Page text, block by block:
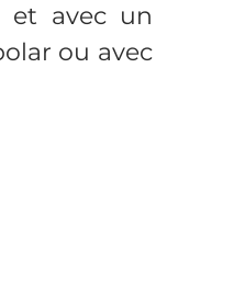
parapluie
et avec un
ou avec